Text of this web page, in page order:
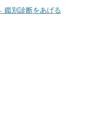
鑑別診断をあげる